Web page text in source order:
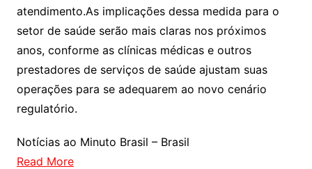
atendimento.As implicações dessa medida para o
setor de saúde serão mais claras nos próximos
anos, conforme as clínicas médicas e outros
prestadores de serviços de saúde ajustam suas
operações para se adequarem ao novo cenário
regulatório.
Notícias ao Minuto Brasil – Brasil
Read More